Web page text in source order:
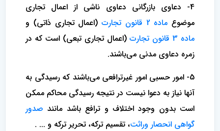
4- دعاوی بازرگانی دعاوی ناشی از اعمال تجاری
موضوع ماده 2 قانون تجارت
(اعمال تجاری ذاتی) و
ماده 3 قانون تجارت
(اعمال تجاری تبعی) است که در
زمره دعاوی مدنی می‌باشند.
5- امور حسبی امور غیرترافعی می‌باشند که رسیدگی به
آنها نیاز به دعوا نیست در نتیجه رسیدگی محاکم ممکن
است بدون وجود اختلاف و ترافع باشد مانند صدور
گواهی انحصار وراثت، تقسیم ترکه، تحریر ترکه و ... .